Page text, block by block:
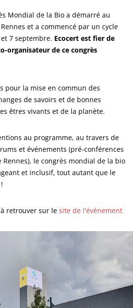
Mondial de la Bio a démarré au
et a commencé par un cycle
7 septembre. Ecocert est fier de
organisateur de ce congrès
pour la mise en commun des
de savoirs et de bonnes
êtres vivants et de la planète.
au programme, au travers de
et événements (pré-conférences
le congrès mondial de la bio
et inclusif, tout autant que le
retrouver sur le site de l'évènement